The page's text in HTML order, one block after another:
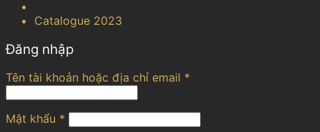
Catalogue 2023
Đăng nhập
Tên tài khoản hoặc địa chỉ email *
Mật khẩu *